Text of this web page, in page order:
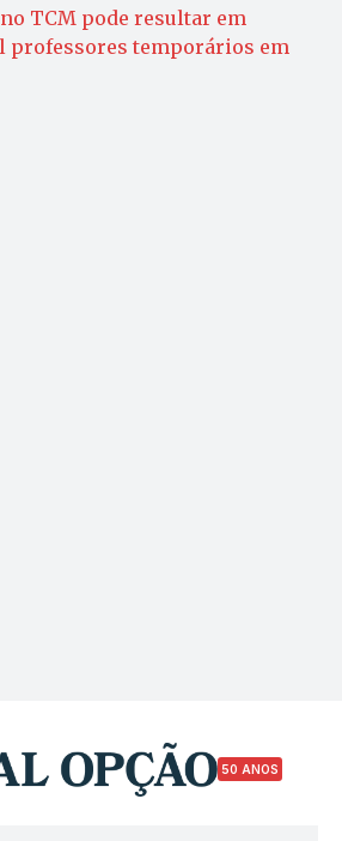
TCM pode resultar em
professores temporários em
50 ANOS